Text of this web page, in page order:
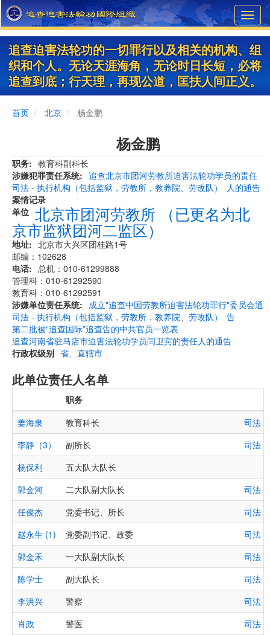
Skip
to
main
content
追查迫害法轮功的一切罪行以及相关的机构、组
织和个人。无论天涯海角，无论时日长短，必将
追查到底；行天理，再现公道，匡扶人间正义。
首页 北京 杨金鹏
杨金鹏
职务
教育科副科长
涉嫌犯罪责任系统
司法 - 执行机构（包括监狱，劳教所，教养院、劳改队）
案情记录
追查北京市团河劳教所迫害法轮功学员的责任
人的通告
单位 北京市团河劳教所 （已更名为北
京市监狱团河二监区）
地址
北京市大兴区团桂路1号
邮编：102628
电话
总机：010-61299888
管理科：010-61292590
教育科：010-61292591
涉嫌单位责任系统
司法 - 执行机构（包括监狱，劳教所，教养院、劳改队）
成立"追查中国劳教所迫害法轮功罪行"委员会通
告
第二批被“追查国际”追查告的中共官员一览表
追查河南省驻马店市迫害法轮功学员闫卫宾的责任人的通告
行政权级别 省、直辖市
此单位责任人名单
职务
姜海泉
教育科长
司法 -
李静（3）
副所长
司法 -
杨保利
五大队大队长
郭金河
二大队副大队长
司法 -
任俊杰
党委书记、所长
司法 -
赵永生 (1)
党委副书记、政委
司法 -
郭金禾
一大队副大队长
司法 -
陈学士
副大队长
司法 -
李洪兴
警察
司法 -
肖政
警医
司法 -